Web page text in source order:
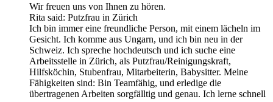
Wir freuen uns von Ihnen zu hören.
Rita said: Putzfrau in Zürich
Ich bin immer eine freundliche Person, mit einem lächeln im
Gesicht. Ich komme aus Ungarn, und ich bin neu in der
Schweiz. Ich spreche hochdeutsch und ich suche eine
Arbeitsstelle in Zürich, als Putzfrau/Reinigungskraft,
Hilfsköchin, Stubenfrau, Mitarbeiterin, Babysitter. Meine
Fähigkeiten sind: Bin Teamfähig, und erledige die
übertragenen Arbeiten sorgfälltig und genau. Ich lerne schnell